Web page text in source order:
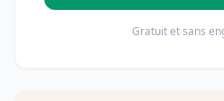
Gratuit et sans